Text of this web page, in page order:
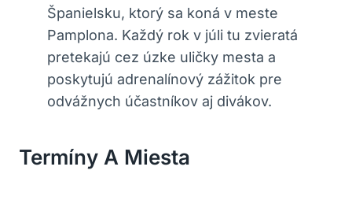
Španielsku, ktorý sa koná v meste
Pamplona. Každý rok v júli tu zvieratá
pretekajú cez úzke uličky mesta a
poskytujú adrenalínový zážitok pre
odvážnych účastníkov aj divákov.
Termíny A Miesta